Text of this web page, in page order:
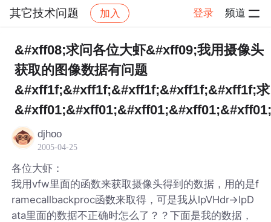
其它技术问题 加入 登录 频道
社区 其它技术问题 帖子详情
&#xff08;求问各位大虾&#xff09;我用摄像头
获取的图像数据有问题
&#xff1f;&#xff1f;&#xff1f;&#xff1f;&#xff1f;求
&#xff01;&#xff01;&#xff01;&#xff01;&#xff01;
djhoo
2005-04-25
各位大虾：
我用vfw里面的函数来获取摄像头得到的数据，用的是f
ramecallbackproc函数来取得，可是我从lpVHdr->lpD
ata里面的数据不正确时怎么了？？下面是我的数据，